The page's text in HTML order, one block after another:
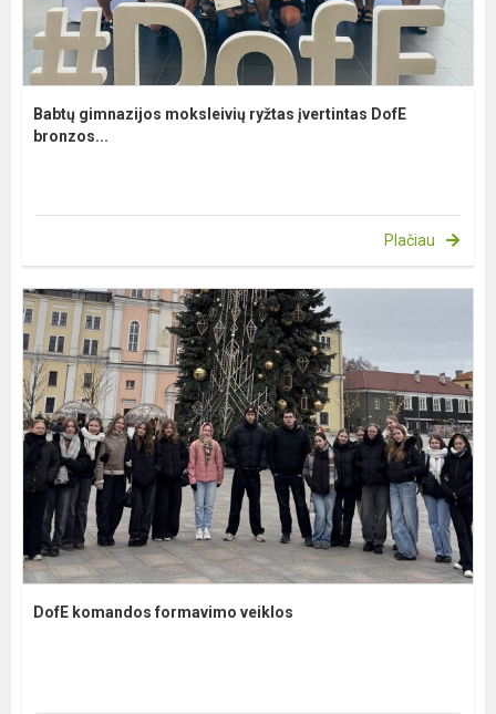
Babtų gimnazijos moksleivių ryžtas įvertintas DofE
bronzos...
Plačiau
DofE komandos formavimo veiklos